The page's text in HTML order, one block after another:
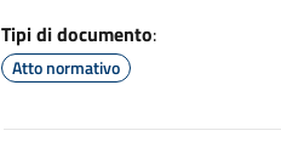
Tipi di documento:
Atto normativo